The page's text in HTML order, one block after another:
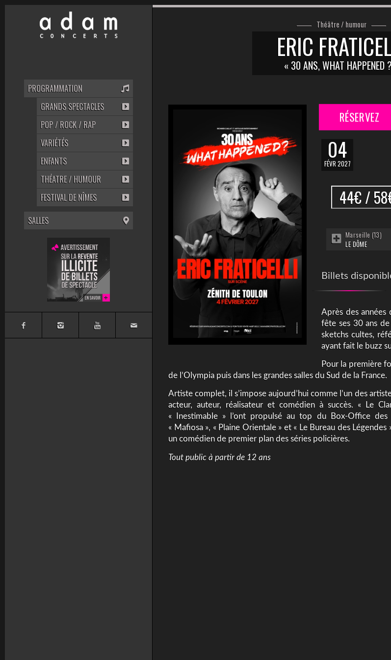
PROGRAMMATION
GRANDS SPECTACLES
POP / ROCK / RAP
VARIÉTÉS
ENFANTS
THÉATRE / HUMOUR
FESTIVAL DE NÎMES
SALLES
Théâtre / humour
ERIC
« 30 ANS, WHAT HAPPENED
RÉSERVEZ
04
FÉVR 2027
44€ /
Marseille (13)
LE DÔME
Billets
Après des années
fête ses 30 ans
sketchs cultes,
ayant fait le buzz
Pour la première
de l’Olympia puis dans les grandes salles du Sud de la France.
Artiste complet, il s’impose aujourd’hui comme l’un des
acteur, auteur, réalisateur et comédien à succès. « Le
« Inestimable » l’ont propulsé au top du Box-Office des
« Mafiosa », « Plaine Orientale » et « Le Bureau des
un comédien de premier plan des séries policières.
Tout public à partir de 12 ans